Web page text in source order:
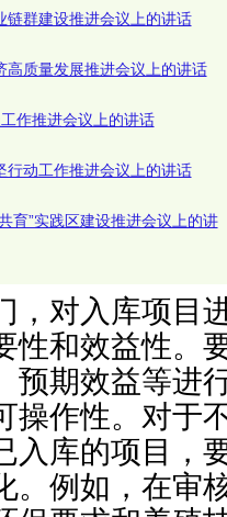
链群建设推进会议上的讲话
高质量发展推进会议上的讲话
作推进会议上的讲话
行动工作推进会议上的讲话
育”实践区建设推进会议上的讲
，对入库项目
性和效益性。
预期效益等进
操作性。对于
入库的项目，
。例如，在审